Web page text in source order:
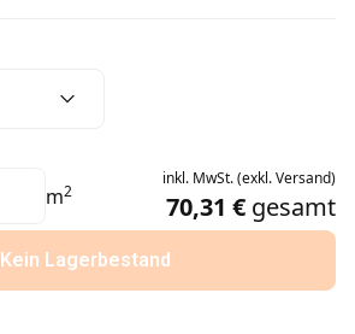
m2
inkl. MwSt.(exkl.Versand)
70,31 € gesamt
Kein Lagerbestand